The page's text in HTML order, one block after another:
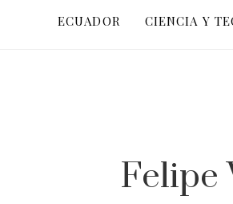
ECUADOR CIENCIA Y
Felipe